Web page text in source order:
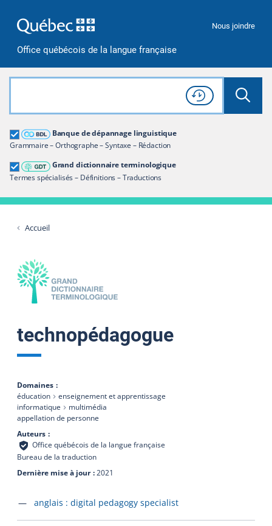
Office québécois de la langue française
Nous joindre
Rechercher dans tout le site
Lancer
Consulter l'
Historique
de recherche
Banque de dépannage linguistique
Grammaire – Orthographe – Syntaxe – Rédaction
Grand dictionnaire terminologique
Termes spécialisés – Définitions – Traductions
Grand dictionnaire terminologique
Restreindre aux termes
Accueil
technopédagogue
Domaines
éducation
enseignement et apprentissage
informatique
multimédia
appellation de personne
Auteurs
Office québécois de la langue française
Bureau de la traduction
Dernière mise à jour 2021
Accéder à la fiche en
anglais : digital pedagogy specialist